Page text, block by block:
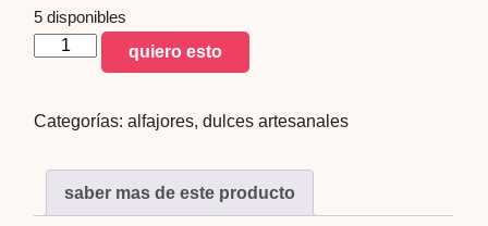
5 disponibles
pack
bandejas
quiero esto
Categorías:alfajores,dulces artesanales
saber mas de este producto